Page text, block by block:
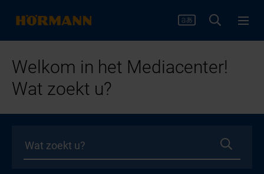
Welkom in het Mediacenter!
Wat zoekt u?